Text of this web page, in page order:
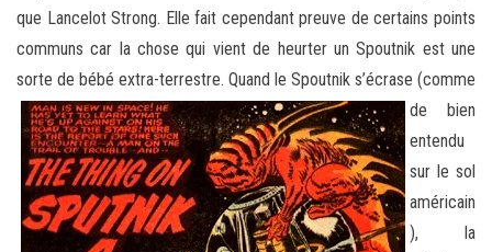
que Lancelot Strong. Elle fait cependant preuve de certains points
communs car la chose qui vient de heurter un Spoutnik est une
sorte de bébé extra-terrestre. Quand le Spoutnik s’écrase (comme
de bien
entendu
sur le sol
américain
), la